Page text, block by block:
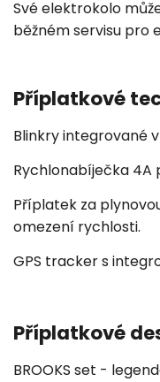
Své elektrokolo
běžném servisu pro
Příplatkové
Blinkry integrované
Rychlonabíječka 4A
Příplatek za
omezení rychlosti.
GPS tracker s
Příplatkové
BROOKS set -